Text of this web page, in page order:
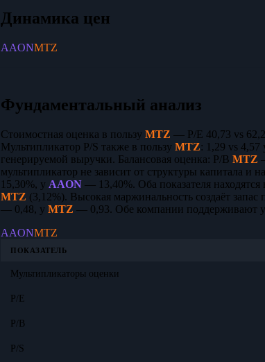
Динамика цен
AAONMTZ
Фундаментальный анализ
Стоимостная оценка в пользу MTZ — P/E 40,73 vs
Мультипликатор P/S также в пользу MTZ: 1,29 vs 4,57
генерируемой выручки. Балансовая оценка: P/B MTZ
мультипликатор не зависит от структуры капитала и
15,30%, у AAON— 13,40%. Оба показателя находятся
MTZ (3,12%). Высокая маржинальность создаёт
— 0,48, у MTZ — 0,93. Обе компании поддерживают
AAONMTZ
ПОКАЗАТЕЛЬ
Мультипликаторы оценки
P/E
P/B
P/S